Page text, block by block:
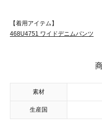
【着用アイテム】
468U4751 ワイドデニムパンツ
素材
生産国